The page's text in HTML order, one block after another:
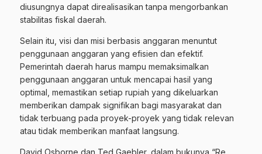
diusungnya dapat direalisasikan tanpa mengorbankan
stabilitas fiskal daerah.
Selain itu, visi dan misi berbasis anggaran menuntut
penggunaan anggaran yang efisien dan efektif.
Pemerintah daerah harus mampu memaksimalkan
penggunaan anggaran untuk mencapai hasil yang
optimal, memastikan setiap rupiah yang dikeluarkan
memberikan dampak signifikan bagi masyarakat dan
tidak terbuang pada proyek-proyek yang tidak relevan
atau tidak memberikan manfaat langsung.
David Osborne dan Ted Gaebler, dalam bukunya “Re